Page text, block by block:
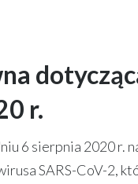
r.
6 sierpnia 2020 r.
SARS-CoV-2,